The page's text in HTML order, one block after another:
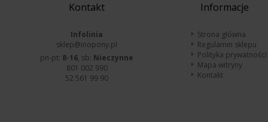
Kontakt
Infolinia
sklep@inopony.pl
pn-pt: 8-16, sb: Nieczynne
801 002 990
52 561 99 90
Informacje
Strona główna
Regulamin sklepu
Polityka prywatności
Mapa witryny
Kontakt